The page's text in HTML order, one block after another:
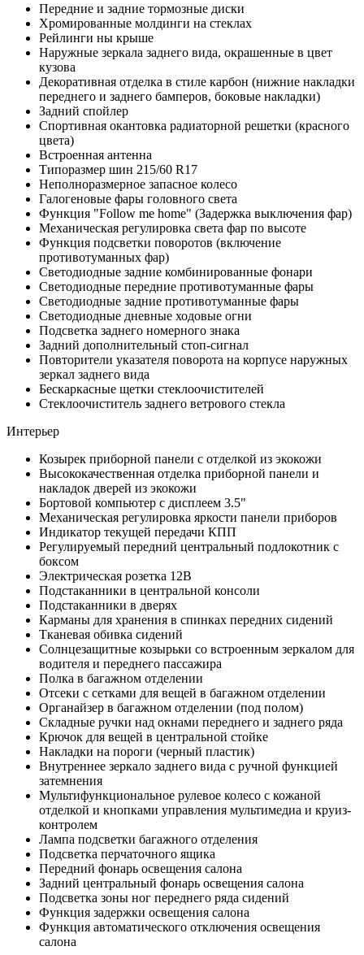
Передние и задние тормозные диски
Хромированные молдинги на стеклах
Рейлинги ны крыше
Наружные зеркала заднего вида, окрашенные в цвет
кузова
Декоративная отделка в стиле карбон (нижние накладки
переднего и заднего бамперов, боковые накладки)
Задний спойлер
Спортивная окантовка радиаторной решетки (красного
цвета)
Встроенная антенна
Типоразмер шин 215/60 R17
Неполноразмерное запасное колесо
Галогеновые фары головного света
Функция "Follow me home" (Задержка выключения фар)
Механическая регулировка света фар по высоте
Функция подсветки поворотов (включение
противотуманных фар)
Светодиодные задние комбинированные фонари
Светодиодные передние противотуманные фары
Светодиодные задние противотуманные фары
Светодиодные дневные ходовые огни
Подсветка заднего номерного знака
Задний дополнительный стоп-сигнал
Повторители указателя поворота на корпусе наружных
зеркал заднего вида
Бескаркасные щетки стеклоочистителей
Стеклоочиститель заднего ветрового стекла
Интерьер
Козырек приборной панели с отделкой из экокожи
Высококачественная отделка приборной панели и
накладок дверей из экокожи
Бортовой компьютер с дисплеем 3.5"
Механическая регулировка яркости панели приборов
Индикатор текущей передачи КПП
Регулируемый передний центральный подлокотник с
боксом
Электрическая розетка 12В
Подстаканники в центральной консоли
Подстаканники в дверях
Карманы для хранения в спинках передних сидений
Тканевая обивка сидений
Солнцезащитные козырьки со встроенным зеркалом для
водителя и переднего пассажира
Полка в багажном отделении
Отсеки с сетками для вещей в багажном отделении
Органайзер в багажном отделении (под полом)
Складные ручки над окнами переднего и заднего ряда
Крючок для вещей в центральной стойке
Накладки на пороги (черный пластик)
Внутреннее зеркало заднего вида с ручной функцией
затемнения
Мультифункциональное рулевое колесо с кожаной
отделкой и кнопками управления мультимедиа и круиз-
контролем
Лампа подсветки багажного отделения
Подсветка перчаточного ящика
Передний фонарь освещения салона
Задний центральный фонарь освещения салона
Подсветка зоны ног переднего ряда сидений
Функция задержки освещения салона
Функция автоматического отключения освещения
салона